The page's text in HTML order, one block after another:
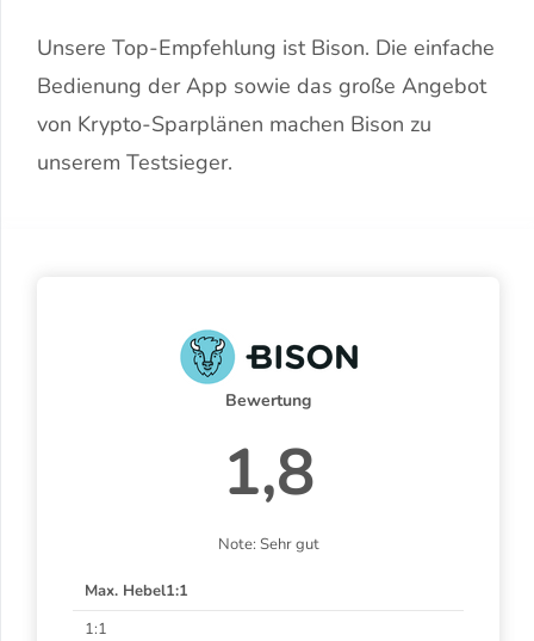
Unsere Top-Empfehlung ist Bison. Die einfache
Bedienung der App sowie das große Angebot
von Krypto-Sparplänen machen Bison zu
unserem Testsieger.
Bewertung
1,8
Note: Sehr gut
Max. Hebel1:1
1:1